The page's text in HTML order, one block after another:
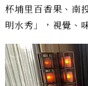
杯埔里百香果、南
明水秀」，視覺、